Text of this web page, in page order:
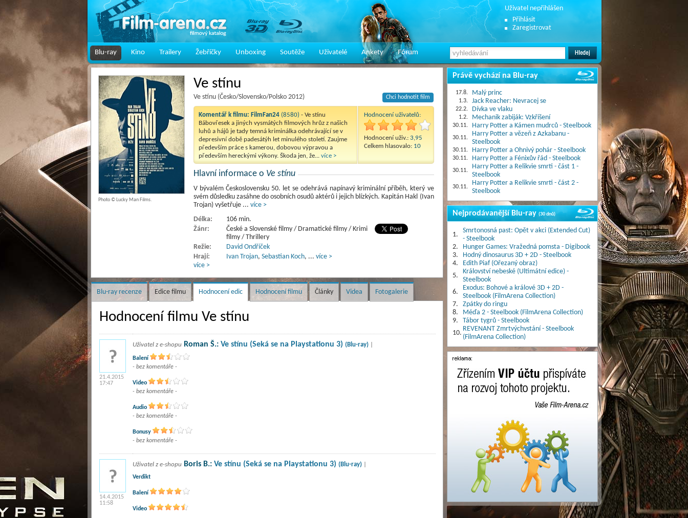
Uživatel nepřihlášen
Přihlásit
Zaregistrovat
Blu-ray Kino Trailery Žebříčky Unboxing Soutěže Uživatelé Ankety Fórum
Ve stínu
Ve stínu (Česko/Slovensko/Polsko 2012) Chci hodnotit film
Komentář k filmu: FilmFan24 (8580) - Ve stínu
Bábovřesek a jiných vysmátých filmových hrůz z našich
luhů a hájů je tady temná kriminálka odehrávající se v
depresivní době padesátýh let minulého století. Zaujme
především práce s kamerou, dobovou výpravou a
především hereckými výkony. Škoda jen, že... více >
Hodnocení uživatelů:
Hodnocení uživ.: 3,95
Celkem hlasovalo: 10
Hlavní informace o Ve stínu
V bývalém Československu 50. let se odehrává napínavý kriminální příběh, který ve
svém důsledku zasáhne do osobních osudů aktérů i jejich blízkých. Kapitán Hakl (Ivan
Trojan) vyšetřuje ... více >
Délka:
106 min.
Žánr:
České a Slovenské filmy / Dramatické filmy / Krimi
filmy / Thrillery
Režie:
David Ondříček
Hrají:
Ivan Trojan, Sebastian Koch, ... více >
více >
Photo © Lucky Man Films.
Blu-ray recenze Edice filmu Hodnocení edic Hodnocení filmu Články Videa Fotogalerie
Hodnocení filmu Ve stínu
21.4.2015
17:47
Uživatel z e-shopu Roman Š.: Ve stínu (Seká se na Playstationu 3) (Blu-ray)|
Balení
- bez komentáře -
Video
- bez komentáře -
Audio
- bez komentáře -
Bonusy
- bez komentáře -
14.4.2015
11:58
Uživatel z e-shopu Boris B.: Ve stínu (Seká se na Playstationu 3) (Blu-ray)|
Verdikt
Balení
Video
Právě vychází na Blu-ray
17.8. Malý princ
1.3. Jack Reacher: Nevracej se
22.2. Dívka ve vlaku
1.2. Mechanik zabiják: Vzkříšení
30.11. Harry Potter a Kámen mudrců - Steelbook
30.11.
Harry Potter a vězeň z Azkabanu -
Steelbook
30.11. Harry Potter a Ohnivý pohár - Steelbook
30.11. Harry Potter a Fénixův řád - Steelbook
30.11.
Harry Potter a Relikvie smrti - část 1 -
Steelbook
30.11.
Harry Potter a Relikvie smrti - část 2 -
Steelbook
Nejprodávanější Blu-ray(30 dnů)
1.
Smrtonosná past: Opět v akci (Extended Cut)
- Steelbook
2.
Hunger Games: Vražedná pomsta - Digibook
3.
Hodný dinosaurus 3D + 2D - Steelbook
4.
Edith Piaf (Ořezaný obraz)
5.
Království nebeské (Ultimátní edice) -
Steelbook
6.
Exodus: Bohové a králové 3D + 2D -
Steelbook (FilmArena Collection)
7.
Zpátky do ringu
8.
Méďa 2 - Steelbook (FilmArena Collection)
9.
Tábor tygrů - Steelbook
10.
REVENANT Zmrtvýchvstání - Steelbook
(FilmArena Collection)